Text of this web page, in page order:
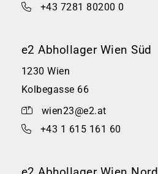
+43 7281 80200 0
e2 Abhollager Wien Süd
1230 Wien
Kolbegasse 66
wien23@e2.at
+43 1 615 161 60